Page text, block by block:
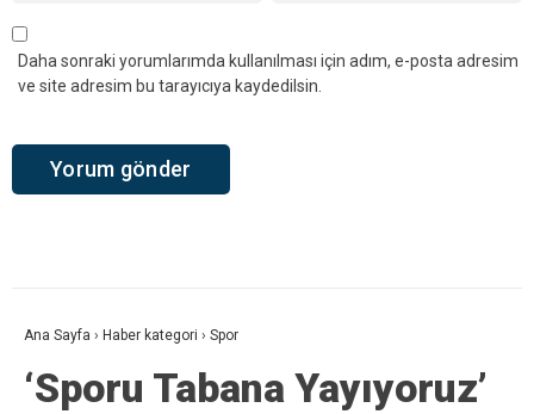
Daha sonraki yorumlarımda kullanılması için adım, e-posta adresim
ve site adresim bu tarayıcıya kaydedilsin.
Ana Sayfa › Haber kategori › Spor
‘Sporu Tabana Yayıyoruz’